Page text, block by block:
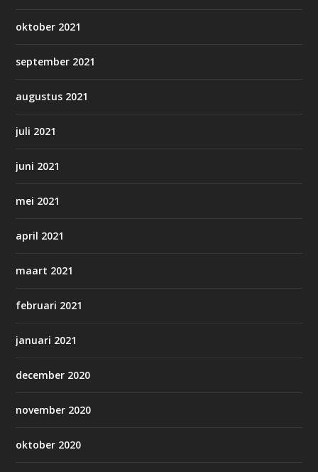
oktober 2021
september 2021
augustus 2021
juli 2021
juni 2021
mei 2021
april 2021
maart 2021
februari 2021
januari 2021
december 2020
november 2020
oktober 2020